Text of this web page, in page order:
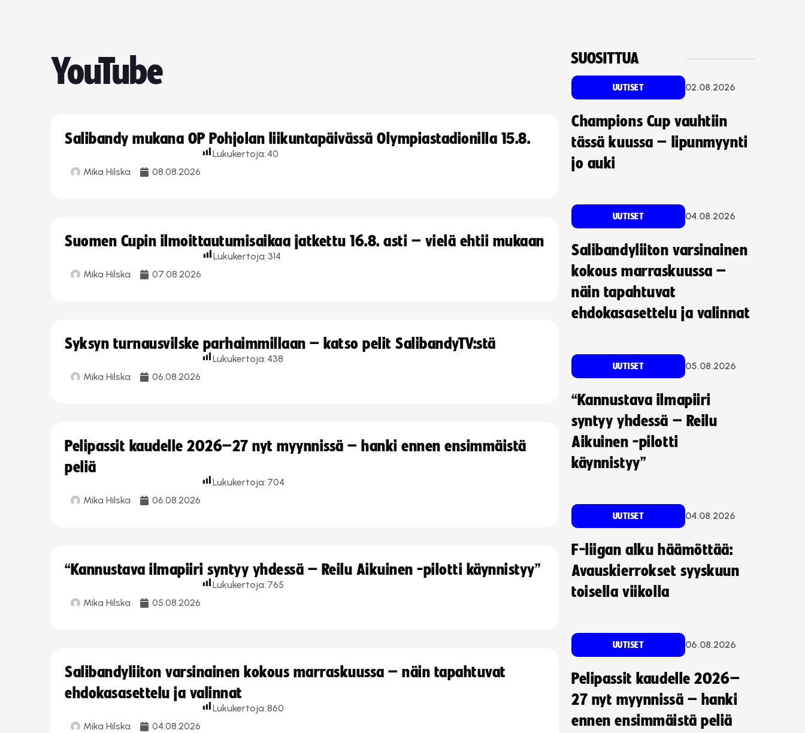
YouTube
Salibandy mukana OP Pohjolan liikuntapäivässä Olympiastadionilla 15.8.
Mika Hilska 08.08.2026
Lukukertoja: 40
Suomen Cupin ilmoittautumisaikaa jatkettu 16.8. asti – vielä ehtii mukaan
Mika Hilska 07.08.2026
Lukukertoja: 314
Syksyn turnausvilske parhaimmillaan – katso pelit SalibandyTV:stä
Mika Hilska 06.08.2026
Lukukertoja: 438
Pelipassit kaudelle 2026–27 nyt myynnissä – hanki ennen ensimmäistä
peliä
Mika Hilska 06.08.2026
Lukukertoja: 704
“Kannustava ilmapiiri syntyy yhdessä – Reilu Aikuinen -pilotti käynnistyy”
Mika Hilska 05.08.2026
Lukukertoja: 765
Salibandyliiton varsinainen kokous marraskuussa – näin tapahtuvat
ehdokasasettelu ja valinnat
Mika Hilska 04.08.2026
Lukukertoja:860
SUOSITTUA
UUTISET 02.08.2026
Champions Cup vauhtiin
tässä kuussa – lipunmyynti
jo auki
UUTISET 04.08.2026
Salibandyliiton varsinainen
kokous marraskuussa –
näin tapahtuvat
ehdokasasettelu ja valinnat
UUTISET 05.08.2026
“Kannustava ilmapiiri
syntyy yhdessä – Reilu
Aikuinen -pilotti
käynnistyy”
UUTISET 04.08.2026
F-liigan alku häämöttää:
Avauskierrokset syyskuun
toisella viikolla
UUTISET 06.08.2026
Pelipassit kaudelle 2026–
27 nyt myynnissä – hanki
ennen ensimmäistä peliä